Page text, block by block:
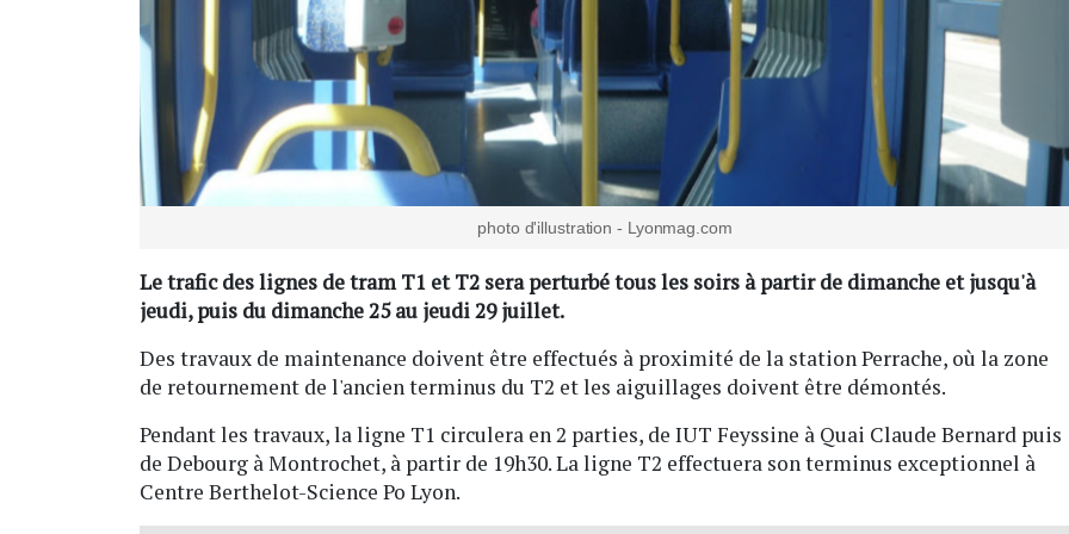
photo d'illustration - Lyonmag.com
Le trafic des lignes de tram T1 et T2 sera perturbé tous les soirs à partir de dimanche et jusqu'à
jeudi, puis du dimanche 25 au jeudi 29 juillet.
Des travaux de maintenance doivent être effectués à proximité de la station Perrache, où la zone
de retournement de l'ancien terminus du T2 et les aiguillages doivent être démontés.
Pendant les travaux, la ligne T1 circulera en 2 parties, de IUT Feyssine à Quai Claude Bernard puis
de Debourg à Montrochet, à partir de 19h30. La ligne T2 effectuera son terminus exceptionnel à
Centre Berthelot-Science Po Lyon.